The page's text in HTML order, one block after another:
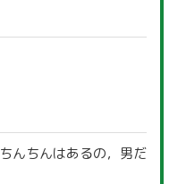
んちんはあるの，男だ